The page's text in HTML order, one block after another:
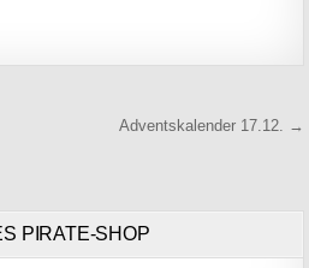
Adventskalender 17.12. →
PIRATE-SHOP